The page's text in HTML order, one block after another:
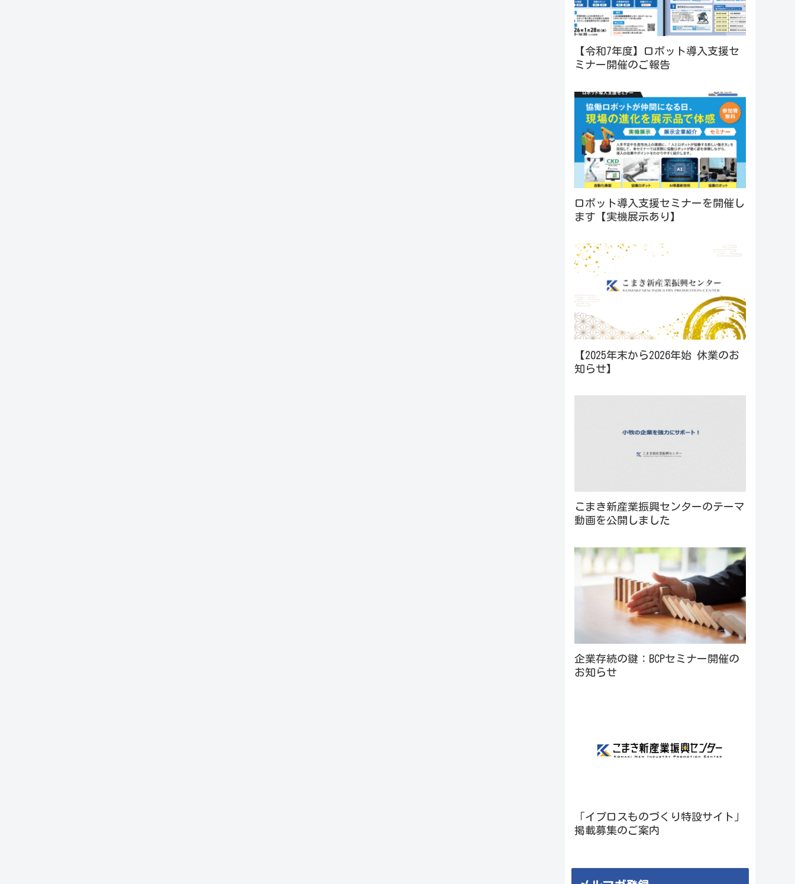
【令和7年度】ロボット導入支援セ
ミナー開催のご報告
ロボット導入支援セミナーを開催し
ます【実機展示あり】
【2025年末から2026年始 休業のお
知らせ】
こまき新産業振興センターのテーマ
動画を公開しました
企業存続の鍵：BCPセミナー開催の
お知らせ
「イプロスものづくり特設サイト」
掲載募集のご案内